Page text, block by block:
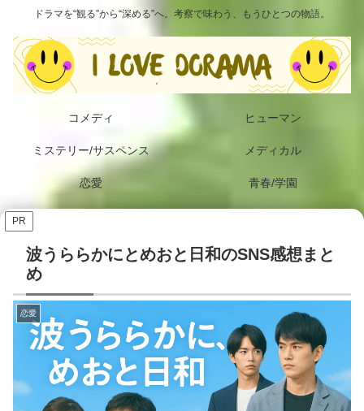
ドラマを“観る”から“深める”へ。考察で味わう、もうひとつの物語。
コメディ ヒューマン
ミステリー/サスペンス メディカル
恋愛 青春/学園
PR
波うららかにとめおと日和のSNS感想まと
め
恋愛